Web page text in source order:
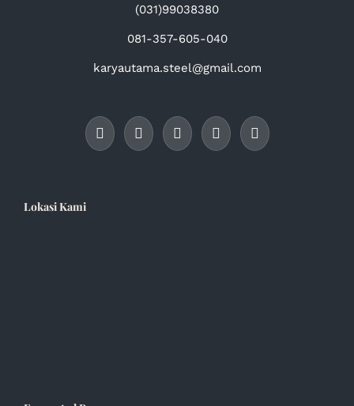
(031)99038380
081-357-605-040
karyautama.steel@gmail.com
Lokasi Kami